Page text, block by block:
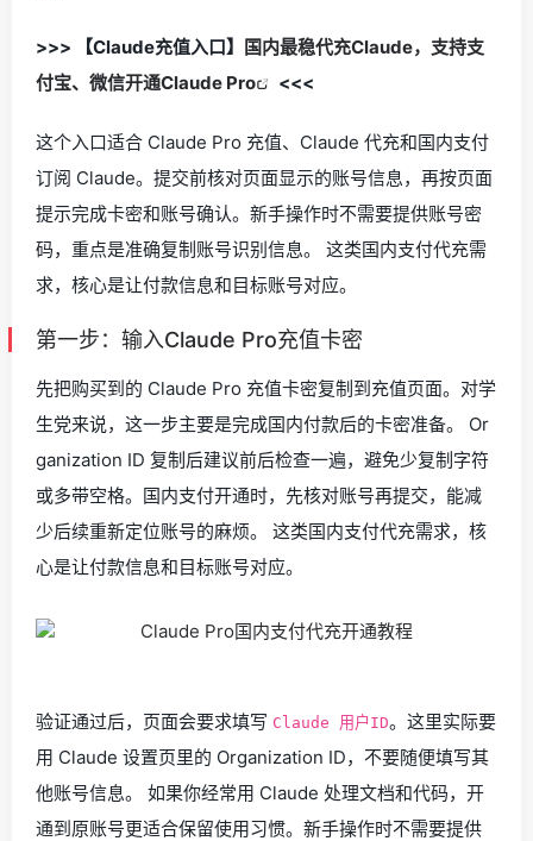
>>> 【Claude充值入口】 国内最稳代充Claude，支持支
付宝、微信开通Claude Pro
<<<
这个入口适合 Claude Pro 充值、Claude 代充和国内支付
订阅 Claude。提交前核对页面显示的账号信息，再按页面
提示完成卡密和账号确认。新手操作时不需要提供账号密
码，重点是准确复制账号识别信息。 这类国内支付代充需
求，核心是让付款信息和目标账号对应。
第一步：输入Claude Pro充值卡密
先把购买到的 Claude Pro 充值卡密复制到充值页面。对学
生党来说，这一步主要是完成国内付款后的卡密准备。 Or
ganization ID 复制后建议前后检查一遍，避免少复制字符
或多带空格。国内支付开通时，先核对账号再提交，能减
少后续重新定位账号的麻烦。 这类国内支付代充需求，核
心是让付款信息和目标账号对应。
验证通过后，页面会要求填写 Claude 用户ID。这里实际要
用 Claude 设置页里的 Organization ID，不要随便填写其
他账号信息。 如果你经常用 Claude 处理文档和代码，开
通到原账号更适合保留使用习惯。新手操作时不需要提供